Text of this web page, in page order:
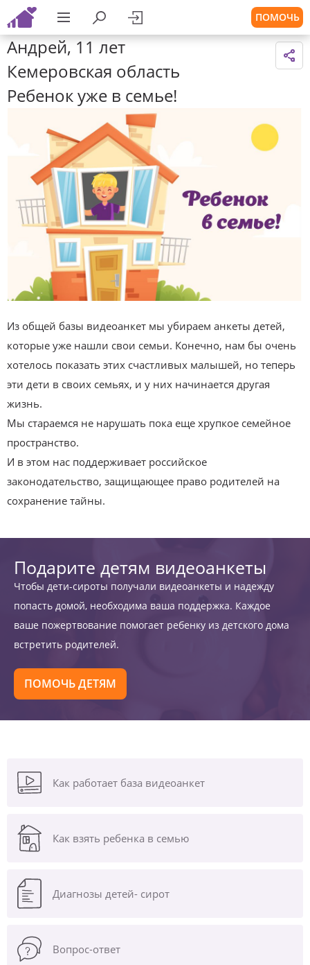
ПОМОЧЬ
Андрей, 11 лет
Кемеровская область
Ребенок уже в семье!
Из общей базы видеоанкет мы убираем анкеты детей,
которые уже нашли свои семьи. Конечно, нам бы очень
хотелось показать этих счастливых малышей, но теперь
эти дети в своих семьях, и у них начинается другая
жизнь.
Мы стараемся не нарушать пока еще хрупкое семейное
пространство.
И в этом нас поддерживает российское
законодательство, защищающее право родителей на
сохранение тайны.
Подарите детям видеоанкеты
Чтобы дети-сироты получали видеоанкеты и надежду
попасть домой, необходима ваша поддержка. Каждое
ваше пожертвование помогает ребенку из детского дома
встретить родителей.
ПОМОЧЬ ДЕТЯМ
Как работает база видеоанкет
Как взять ребенка в семью
Диагнозы детей- сирот
Вопрос-ответ